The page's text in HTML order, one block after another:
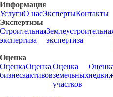
Информация
УслугиО насЭкспертыКонтакты
Экспертизы
Строительная
экспертиза
экспертиза
Оценка
Оценка
бизнеса
Оценка
активов
Оценка
земельных
участков
Оценка